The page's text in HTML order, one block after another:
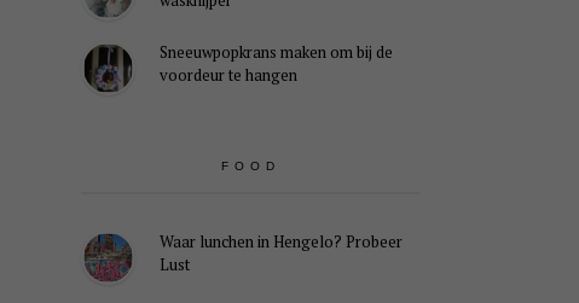
Sneeuwpopkrans maken om bij de
voordeur te hangen
FOOD
Waar lunchen in Hengelo? Probeer
Lust